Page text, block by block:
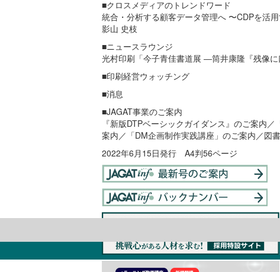
■クロスメディアのトレンドワード
統合・分析する顧客データ管理へ 〜CDPを活用
影山 史枝
■ニュースラウンジ
光村印刷「今子青佳書道展 ―筒井康隆『残像
■印刷経営ウォッチング
■消息
■JAGAT事業のご案内
『新版DTPベーシックガイダンス』のご案内
案内／「DM企画制作実践講座」のご案内／図
2022年6月15日発行 A4判56ページ